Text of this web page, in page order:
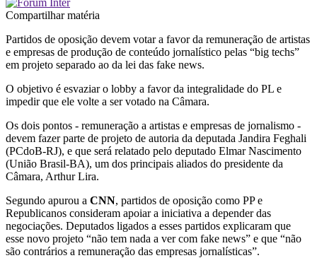
Compartilhar matéria
Partidos de oposição devem votar a favor da remuneração de artistas
e empresas de produção de conteúdo jornalístico pelas “big techs”
em projeto separado ao da lei das fake news.
O objetivo é esvaziar o lobby a favor da integralidade do PL e
impedir que ele volte a ser votado na Câmara.
Os dois pontos - remuneração a artistas e empresas de jornalismo -
devem fazer parte de projeto de autoria da deputada Jandira Feghali
(PCdoB-RJ), e que será relatado pelo deputado Elmar Nascimento
(União Brasil-BA), um dos principais aliados do presidente da
Câmara, Arthur Lira.
Segundo apurou a CNN, partidos de oposição como PP e
Republicanos consideram apoiar a iniciativa a depender das
negociações. Deputados ligados a esses partidos explicaram que
esse novo projeto “não tem nada a ver com fake news” e que “não
são contrários a remuneração das empresas jornalísticas”.